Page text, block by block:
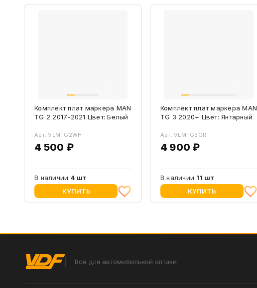
Комплект плат маркера MAN
TG 2 2017-2021 Цвет: Белый
Арт: VLMTG2WH
4 500 ₽
В наличии 4 шт
КУПИТЬ
Комплект плат маркера MAN
TG 3 2020+ Цвет: Янтарный
Арт: VLMTG3OR
4 900 ₽
В наличии 11 шт
КУПИТЬ
Всё для автомобильной оптики